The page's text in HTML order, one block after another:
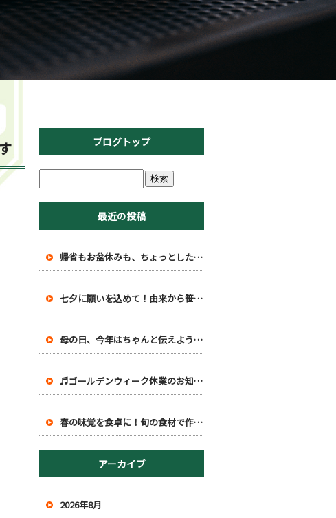
ブログトップ
最近の投稿
帰省もお盆休みも、ちょっとした豆知識で味わい深くなる話
七夕に願いを込めて！由来から笹飾りの豆知識まで
母の日、今年はちゃんと伝えよう！知って得する豆知識と感謝の伝え方
♬ゴールデンウィーク休業のお知らせ♪
春の味覚を食卓に！旬の食材で作る、春らしいごちそうレシピ
アーカイブ
2026年8月